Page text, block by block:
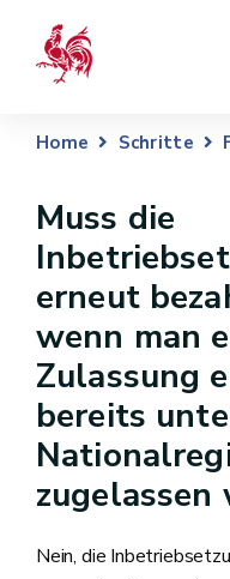
Home Schritte
Muss die
erneut
wenn man
Zulassung
bereits
zugelassen
Nein, die